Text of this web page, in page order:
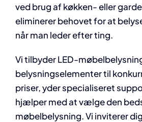
ved brug af køkken- eller
eliminerer behovet for at
når man leder efter ting.
Vi tilbyder LED-
belysningselementer til
priser, yder specialiseret
hjælper med at vælge den
møbelbelysning. Vi inviterer